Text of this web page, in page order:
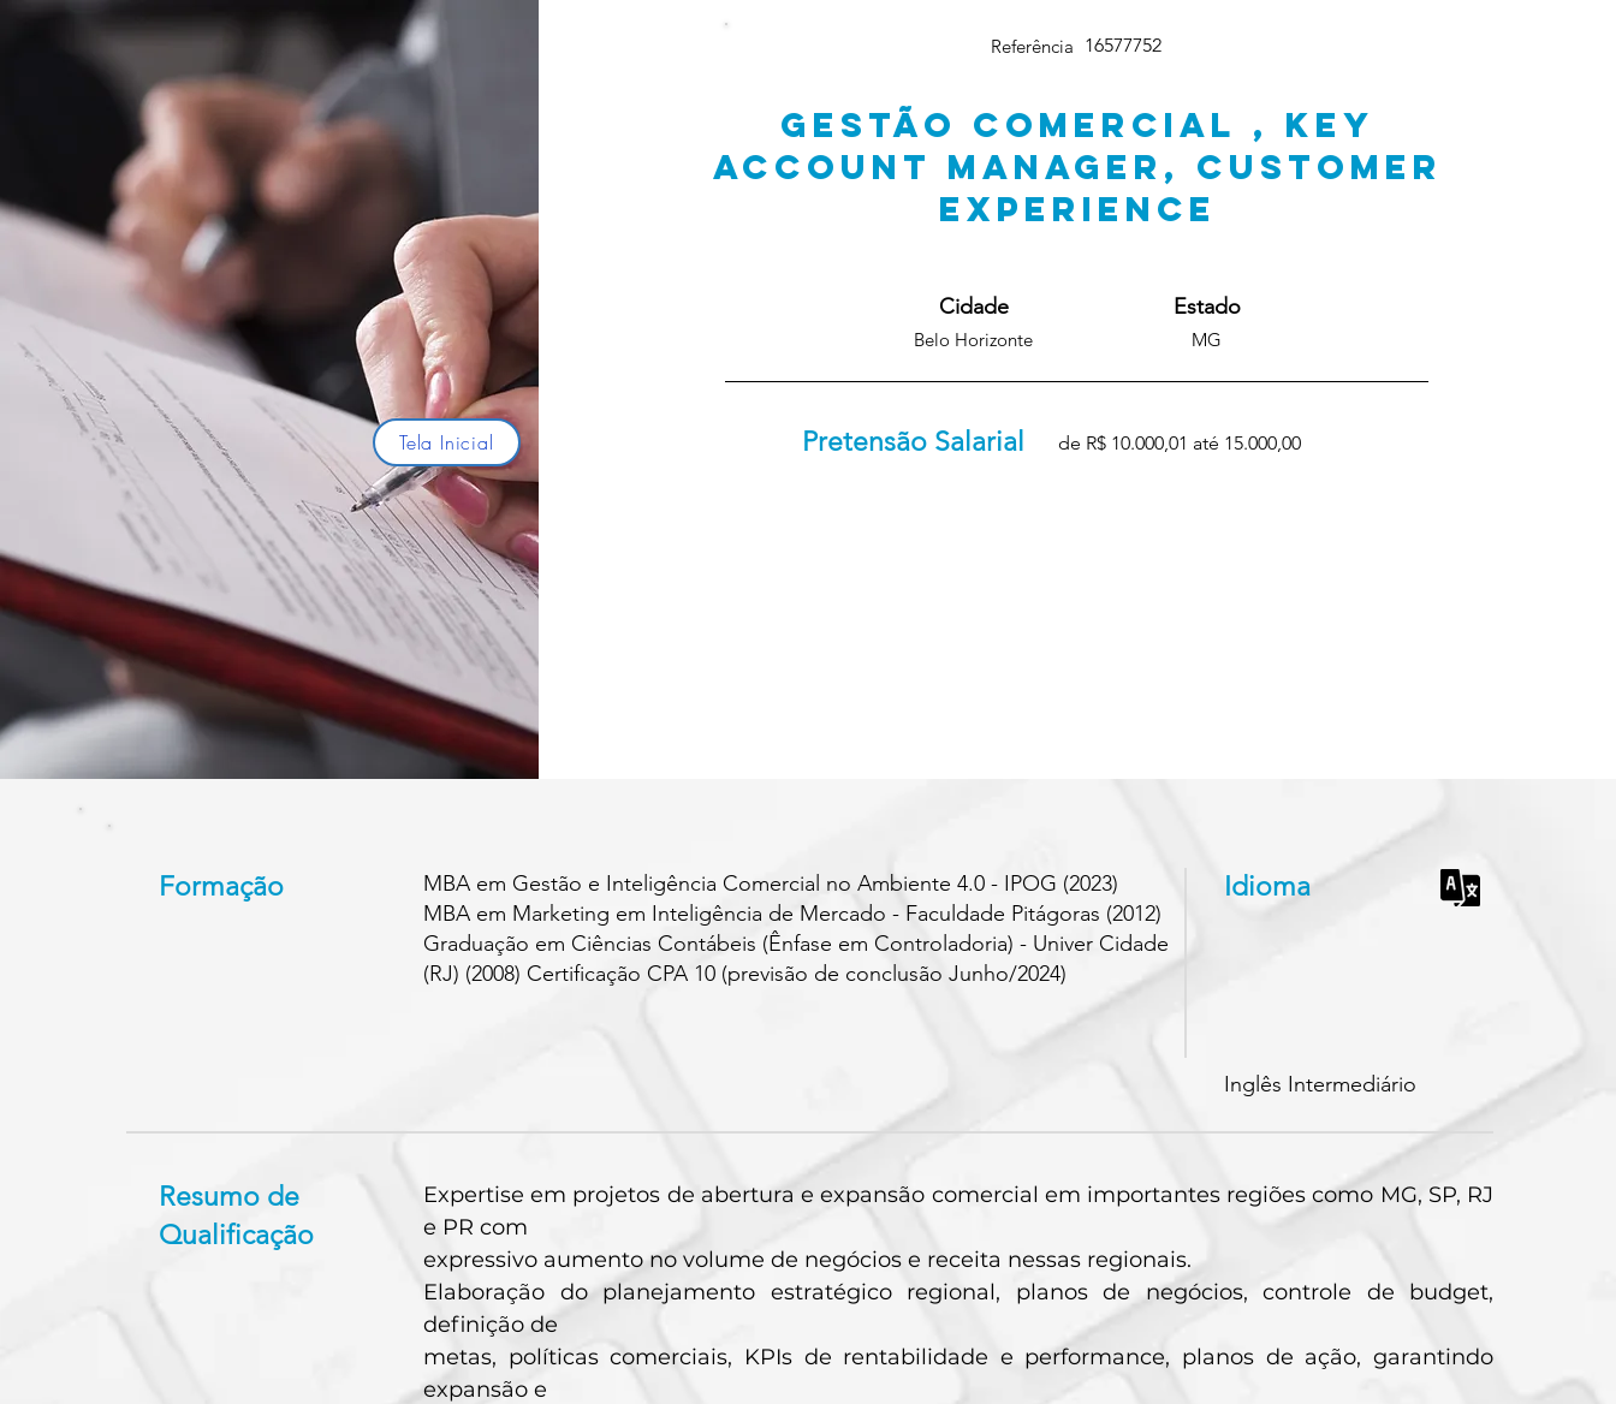
Tela Inicial
Referência 16577752
GESTÃO COMERCIAL , KEY
ACCOUNT MANAGER, CUSTOMER
EXPERIENCE
Belo Horizonte
Cidade Estado
MG
Pretensão Salarial de R$ 10.000,01 até 15.000,00
Formação
MBA em Gestão e Inteligência Comercial no Ambiente 4.0 - IPOG (2023)
MBA em Marketing em Inteligência de Mercado - Faculdade Pitágoras (2012)
Graduação em Ciências Contábeis (Ênfase em Controladoria) - Univer Cidade
(RJ) (2008) Certificação CPA 10 (previsão de conclusão Junho/2024)
Idioma
Inglês Intermediário
Resumo de
Qualificação
Expertise em projetos de abertura e expansão comercial em importantes regiões como MG, SP, RJ
e PR com
expressivo aumento no volume de negócios e receita nessas regionais.
Elaboração do planejamento estratégico regional, planos de negócios, controle de budget,
definição de
metas, políticas comerciais, KPIs de rentabilidade e performance, planos de ação, garantindo
expansão e